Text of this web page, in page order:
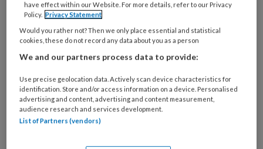
PREMIUM
Bekijk de mogelijkheden
Al abonnee?Log dan in
have effect within our Website. For more details, refer to our Privacy
Policy. Privacy Statement
Would you rather not? Then we only place essential and statistical
cookies, these do not record any data about you as a person
We and our partners process data to provide:
Use precise geolocation data. Actively scan device characteristics for
identification. Store and/or access information on a device. Personalised
advertising and content, advertising and content measurement,
audience research and services development.
List of Partners (vendors)